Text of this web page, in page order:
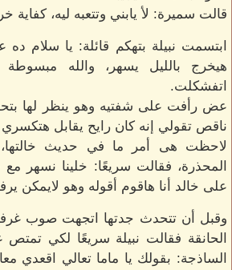
قالت سميرة: لأ يابني وتتعبه ليه، كفاية
ابتسمت نبيلة بتهكم قائلة: يا سلام
هيخرج بالليل يسهر، والله
اتفشكلت.
عض رأفت على شفتيه وهو ينظر لها
ناقص تقولي إنه كان رايح يقابل
لاحظت هى أمر ما في حديث خالتها،
المحذرة، فقالت سريعًا: خلينا نسهر مع
على خالد أنا هاقوم أقوله وهو لايمكن
وقبل أن تتحدث جدتها اتجهت صوب
الحانقة فقالت نبيلة سريعًا لكي
الساذجة: بقولك يا ماما تعالي اقعدي